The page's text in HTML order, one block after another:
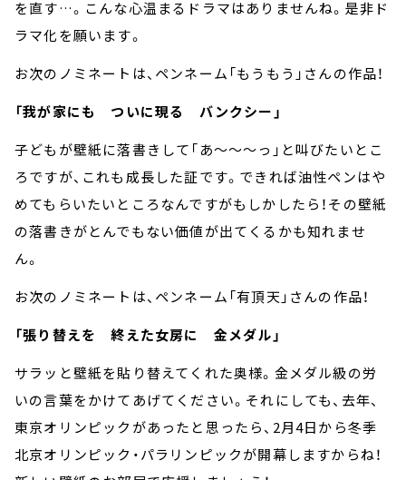
を直す…。こんな心温まるドラマはありませんね。是非ド
ラマ化を願います。
お次のノミネートは、ペンネーム「もうもう」さんの作品！
「我が家にも ついに現る バンクシー」
子どもが壁紙に落書きして「あ～～～っ」と叫びたいとこ
ろですが、これも成長した証です。できれば油性ペンはや
めてもらいたいところなんですがもしかしたら！その壁紙
の落書きがとんでもない価値が出てくるかも知れませ
ん。
お次のノミネートは、ペンネーム「有頂天」さんの作品！
「張り替えを 終えた女房に 金メダル」
サラッと壁紙を貼り替えてくれた奥様。金メダル級の労
いの言葉をかけてあげてください。それにしても、去年、
東京オリンピックがあったと思ったら、2月4日から冬季
北京オリンピック・パラリンピックが開幕しますからね！